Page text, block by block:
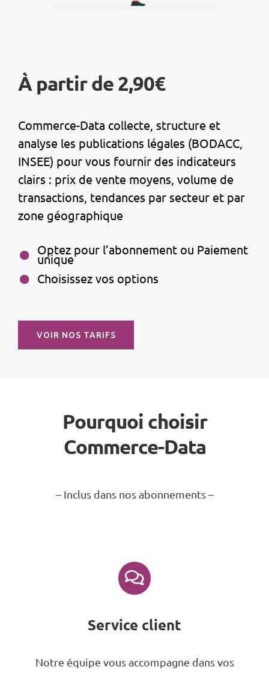
À partir de 2,90€
Commerce-Data collecte, structure et
analyse les publications légales (BODACC,
INSEE) pour vous fournir des indicateurs
clairs : prix de vente moyens, volume de
transactions, tendances par secteur et par
zone géographique
Optez pour l’abonnement ou Paiement
unique
Choisissez vos options
VOIR NOS TARIFS
Pourquoi choisir
Commerce-Data
– Inclus dans nos abonnements –
Service client
Notre équipe vous accompagne dans vos